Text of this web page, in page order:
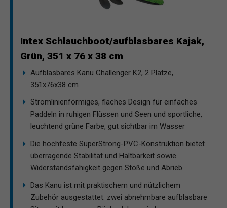
Intex Schlauchboot/aufblasbares Kajak,
Grün, 351 x 76 x 38 cm
Aufblasbares Kanu Challenger K2, 2 Plätze,
351x76x38 cm
Stromlinienförmiges, flaches Design für einfaches
Paddeln in ruhigen Flüssen und Seen und sportliche,
leuchtend grüne Farbe, gut sichtbar im Wasser
Die hochfeste SuperStrong-PVC-Konstruktion bietet
überragende Stabilität und Haltbarkeit sowie
Widerstandsfähigkeit gegen Stöße und Abrieb.
Das Kanu ist mit praktischem und nützlichem
Zubehör ausgestattet: zwei abnehmbare aufblasbare